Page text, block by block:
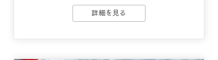
詳細を見る